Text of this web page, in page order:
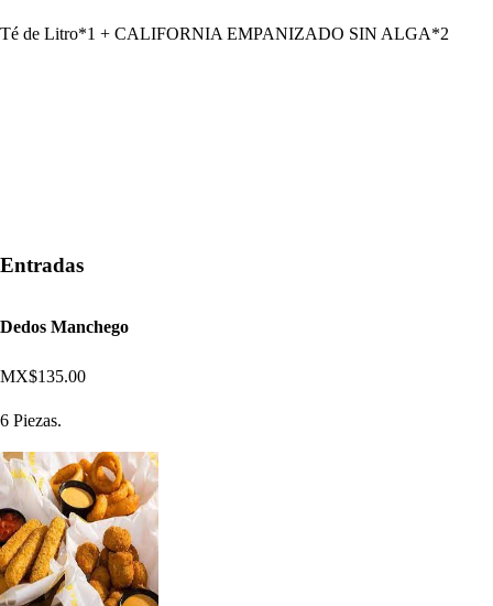
Té de Litro*1 + CALIFORNIA EMPANIZADO SIN ALGA*2
Entradas
Dedos Manchego
MX$135.00
6 Piezas.